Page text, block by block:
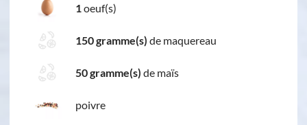
1oeuf(s)
150 gramme(s) de maquereau
50 gramme(s) de maïs
poivre